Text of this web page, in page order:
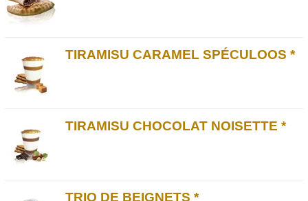
TIRAMISU CARAMEL SPÉCULOOS *
TIRAMISU CHOCOLAT NOISETTE *
TRIO DE BEIGNETS *